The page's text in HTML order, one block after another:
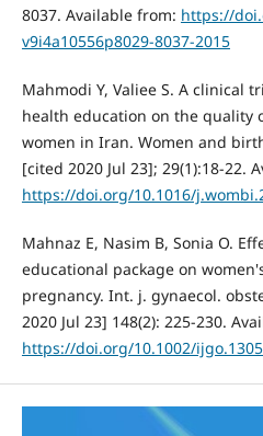
8037. Available from: https://
v9i4a10556p8029-8037-2015
Mahmodi Y, Valiee S. A clinical
health education on the quality
women in Iran. Women and
[cited 2020 Jul 23]; 29(1):18-22.
https://doi.org/10.1016/
Mahnaz E, Nasim B, Sonia O.
educational package on
pregnancy. Int. j. gynaecol.
2020 Jul 23] 148(2): 225-230.
https://doi.org/10.1002/